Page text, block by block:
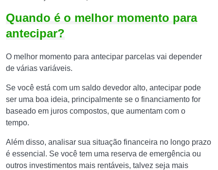
Quando é o melhor momento para
antecipar?
O melhor momento para antecipar parcelas vai depender
de várias variáveis.
Se você está com um saldo devedor alto, antecipar pode
ser uma boa ideia, principalmente se o financiamento for
baseado em juros compostos, que aumentam com o
tempo.
Além disso, analisar sua situação financeira no longo prazo
é essencial. Se você tem uma reserva de emergência ou
outros investimentos mais rentáveis, talvez seja mais